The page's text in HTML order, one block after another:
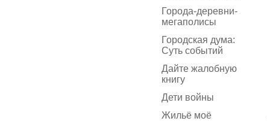
Города-деревни-
мегаполисы
Городская дума:
Суть событий
Дайте жалобную
книгу
Дети войны
Жильё моё